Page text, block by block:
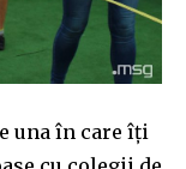
una în care îţi